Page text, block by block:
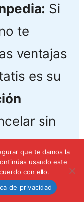
Si
te
ventajas
es su
sin
horas
que te damos la
usando este
con ello.
de privacidad